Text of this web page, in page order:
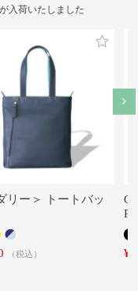
入荷いたしました
リー＞ トートバッ
税込 ¥